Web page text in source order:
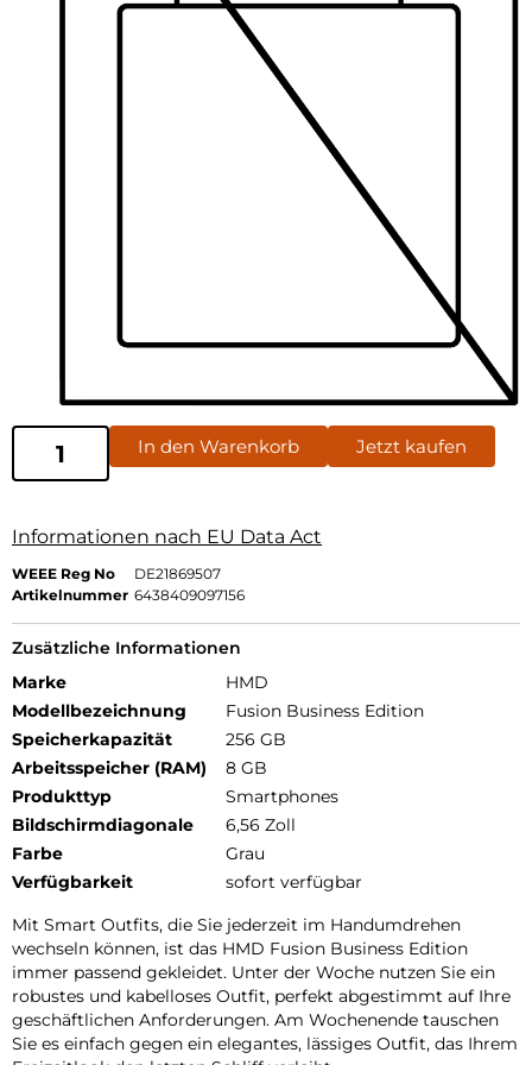
In den Warenkorb Jetzt kaufen
Informationen nach EU Data Act
WEEE Reg No
DE21869507
Artikelnummer 6438409097156
Zusätzliche Informationen
Marke
HMD
Modellbezeichnung
Fusion Business Edition
Speicherkapazität
256 GB
Arbeitsspeicher (RAM)
8 GB
Produkttyp
Smartphones
Bildschirmdiagonale
6,56 Zoll
Farbe
Grau
Verfügbarkeit
sofort verfügbar
Mit Smart Outfits, die Sie jederzeit im Handumdrehen
wechseln können, ist das HMD Fusion Business Edition
immer passend gekleidet. Unter der Woche nutzen Sie ein
robustes und kabelloses Outfit, perfekt abgestimmt auf Ihre
geschäftlichen Anforderungen. Am Wochenende tauschen
Sie es einfach gegen ein elegantes, lässiges Outfit, das Ihrem